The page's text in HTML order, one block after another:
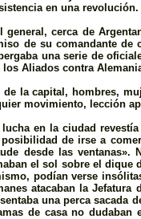
en una revolución.
cerca de
de su comandante de
una serie de
Aliados contra
la capital, hombres,
movimiento, lección
en la ciudad
de irse a
desde las
el sol sobre el
podían verse
atacaban la
una perca sacada
de casa no